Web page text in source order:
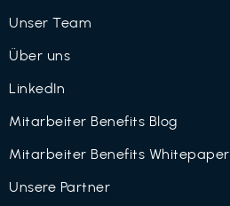
Unser Team
Über uns
LinkedIn
Mitarbeiter Benefits Blog
Mitarbeiter Benefits Whitepaper
Unsere Partner